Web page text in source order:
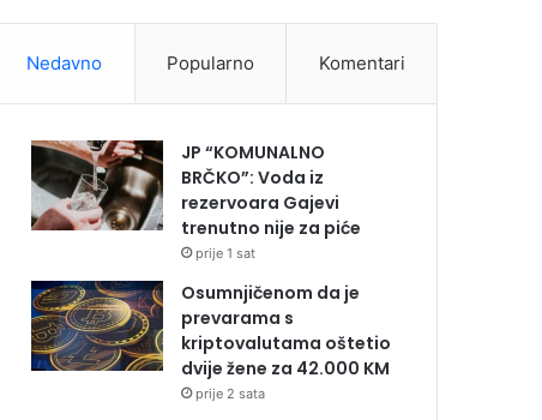
Nedavno Popularno Komentari
JP “KOMUNALNO
BRČKO”: Voda iz
rezervoara Gajevi
trenutno nije za piće
prije 1 sat
Osumnjičenom da je
prevarama s
kriptovalutama oštetio
dvije žene za 42.000 KM
prije 2 sata